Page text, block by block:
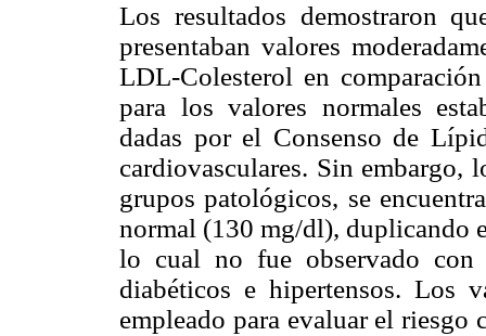
Los resultados demostraron
presentaban valores
LDL-Colesterol en
para los valores normales
dadas por el Consenso de
cardiovasculares. Sin embargo,
grupos patológicos, se
normal (130 mg/dl), duplicando
lo cual no fue observado
diabéticos e hipertensos. Los
empleado para evaluar el riesgo